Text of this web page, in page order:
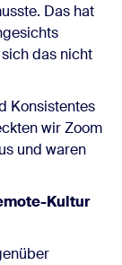
Das hat
das nicht
Konsistentes
wir Zoom
und waren
Kultur